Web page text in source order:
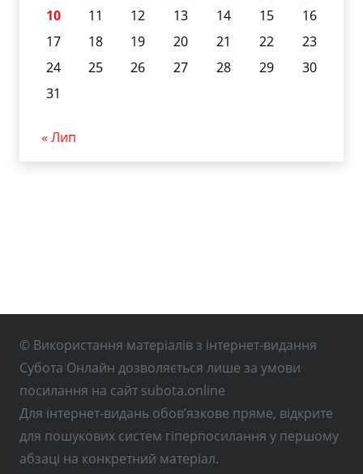
10
11 12 13 14 15
16
17
18 19 20 21 22
23
24
25 26 27 28 29
30
31
« Лип
© Використання матеріалів з інтернет-видання
Субота Онлайн дозволяється лише за умови
посилання на сайт subota.online
Для інтернет-видань обов’язкове пряме, відкрите
для пошукових систем гіперпосилання у першому
абзаці на конкретний матеріал.